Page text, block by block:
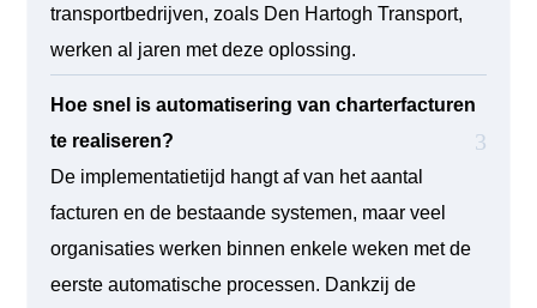
transportbedrijven, zoals Den Hartogh Transport,
werken al jaren met deze oplossing.
Hoe snel is automatisering van charterfacturen
te realiseren?
De implementatietijd hangt af van het aantal
facturen en de bestaande systemen, maar veel
organisaties werken binnen enkele weken met de
eerste automatische processen. Dankzij de